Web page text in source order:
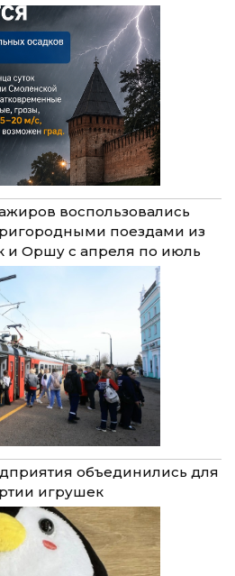
воспользовались
поездами из
и Оршу с апреля по июль
объединились для
игрушек